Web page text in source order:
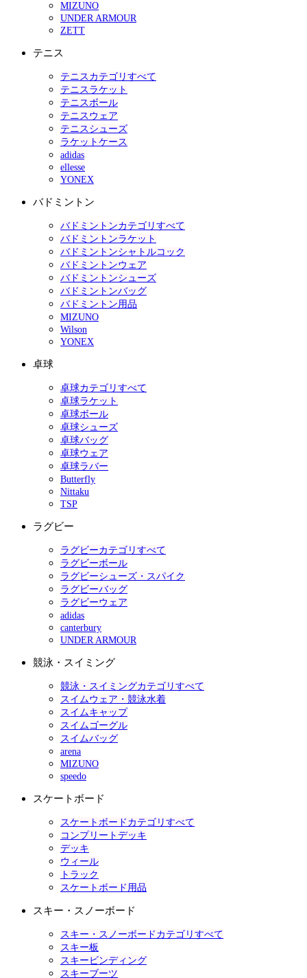
MIZUNO
UNDER ARMOUR
ZETT
テニス
テニスカテゴリすべて
テニスラケット
テニスボール
テニスウェア
テニスシューズ
ラケットケース
adidas
ellesse
YONEX
バドミントン
バドミントンカテゴリすべて
バドミントンラケット
バドミントンシャトルコック
バドミントンウェア
バドミントンシューズ
バドミントンバッグ
バドミントン用品
MIZUNO
Wilson
YONEX
卓球
卓球カテゴリすべて
卓球ラケット
卓球ボール
卓球シューズ
卓球バッグ
卓球ウェア
卓球ラバー
Butterfly
Nittaku
TSP
ラグビー
ラグビーカテゴリすべて
ラグビーボール
ラグビーシューズ・スパイク
ラグビーバッグ
ラグビーウェア
adidas
canterbury
UNDER ARMOUR
競泳・スイミング
競泳・スイミングカテゴリすべて
スイムウェア・競泳水着
スイムキャップ
スイムゴーグル
スイムバッグ
arena
MIZUNO
speedo
スケートボード
スケートボードカテゴリすべて
コンプリートデッキ
デッキ
ウィール
トラック
スケートボード用品
スキー・スノーボード
スキー・スノーボードカテゴリすべて
スキー板
スキービンディング
スキーブーツ